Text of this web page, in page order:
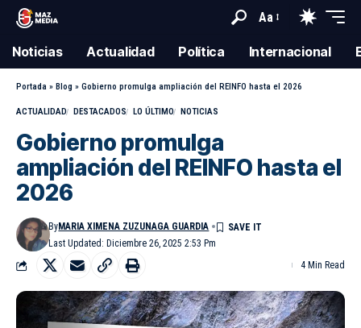
Aa
Noticias Actualidad Política Internacional
Portada » Blog » Gobierno promulga ampliación del REINFO hasta el 2026
ACTUALIDAD DESTACADOS LO ÚLTIMO NOTICIAS
Gobierno promulga
ampliación del REINFO hasta el
2026
Last Updated: Diciembre 26, 2025 2:53 Pm
ByMARIA XIMENA ZUZUNAGA GUARDIA
4 Min Read